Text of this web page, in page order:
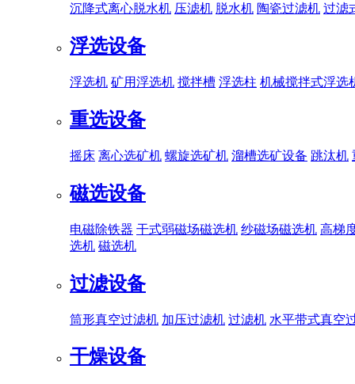
沉降式离心脱水机 压滤机 脱水机 陶瓷过滤机 过滤
浮选设备
浮选机 矿用浮选机 搅拌槽 浮选柱 机械搅拌式浮选
重选设备
摇床 离心选矿机 螺旋选矿机 溜槽选矿设备 跳汰机
磁选设备
电磁除铁器 干式弱磁场磁选机 纱磁场磁选机 高梯
选机 磁选机
过滤设备
筒形真空过滤机 加压过滤机 过滤机 水平带式真空
干燥设备